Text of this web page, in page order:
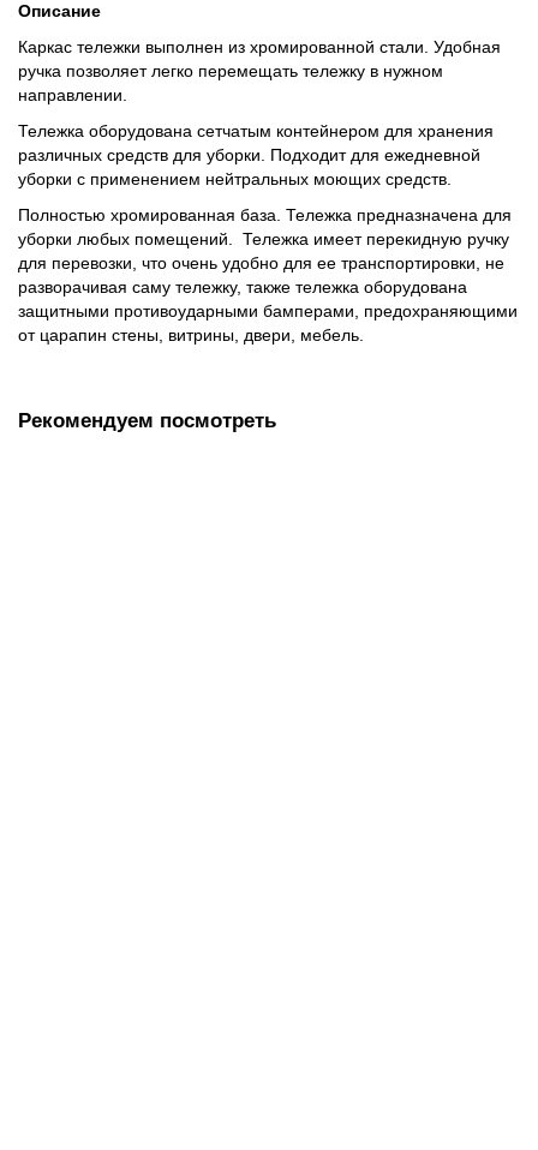
Описание
Каркас тележки выполнен из хромированной стали. Удобная
ручка позволяет легко перемещать тележку в нужном
направлении.
Тележка оборудована сетчатым контейнером для хранения
различных средств для уборки. Подходит для ежедневной
уборки с применением нейтральных моющих средств.
Полностью хромированная база. Тележка предназначена для
уборки любых помещений. Тележка имеет перекидную ручку
для перевозки, что очень удобно для ее транспортировки, не
разворачивая саму тележку, также тележка оборудована
защитными противоударными бамперами, предохраняющими
от царапин стены, витрины, двери, мебель.
Рекомендуем посмотреть